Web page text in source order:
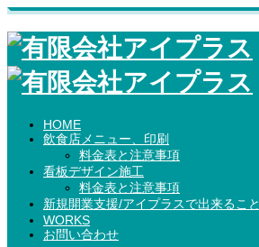
HOME
飲食店メニュー、印刷
料金表と注意事項
看板デザイン施工
料金表と注意事項
新規開業支援/アイプラスで出来ること
WORKS
お問い合わせ